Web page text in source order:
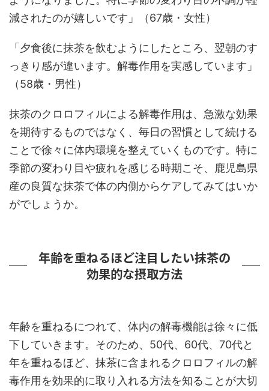
減されたのが嬉しいです」（67歳・女性）
「夕食後に抹茶を飲むようにしたところ、翌朝のす
っきり感が違います。解毒作用を実感しています」
（58歳・男性）
抹茶のクロロフィルによる解毒作用は、急激な効果
を期待するものではなく、毎日の習慣として続ける
ことで徐々に体内環境を整えていくものです。特に
季節の変わり目や疲れを感じる時期こそ、鹿児島県
産の良質な抹茶で体の内側からケアしてみてはいか
がでしょうか。
年齢を重ねるほど注目したい抹茶の
効果的な摂取方法
年齢を重ねるにつれて、体内の解毒機能は徐々に低
下していきます。そのため、50代、60代、70代と
年を重ねるほど、抹茶に含まれるクロロフィルの解
毒作用を効果的に取り入れる方法を知ることが大切